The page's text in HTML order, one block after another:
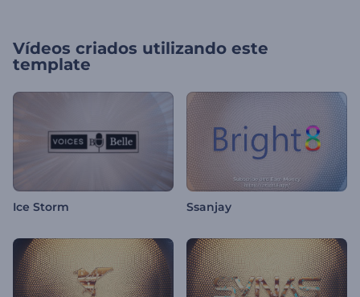
Vídeos criados utilizando este
template
Ice Storm Ssanjay